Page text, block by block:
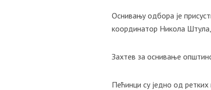
Оснивању одбора је
координатор Никола
Захтев за оснивање
Пећинци су једно од